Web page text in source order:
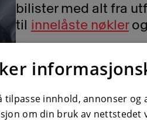
bilister med alt fra
til innelåste nøklerog
Har du fått
punktert utenfor
og få
medarbeidere.
innhold, annonser og
om din bruk av nettstedet